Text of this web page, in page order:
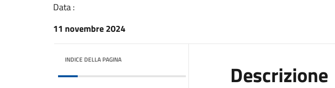
Data :
11 novembre 2024
INDICE DELLA PAGINA
Descrizione